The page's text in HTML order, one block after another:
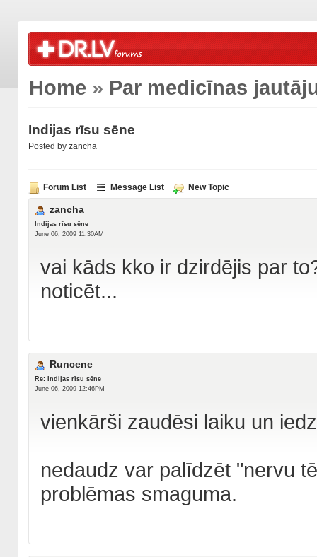
Home » Par medicīnas
Indijas rīsu sēne
Posted by zancha
Forum List Message List New Topic
zancha
Indijas rīsu sēne
June 06, 2009 11:30AM
vai kāds kko ir dzirdējis par
noticēt...
Runcene
Re: Indijas rīsu sēne
June 06, 2009 12:46PM
vienkārši zaudēsi laiku un
nedaudz var palīdzēt "nervu
problēmas smaguma.